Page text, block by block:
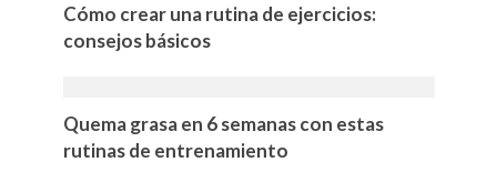
Cómo crear una rutina de ejercicios:
consejos básicos
Quema grasa en 6 semanas con estas
rutinas de entrenamiento